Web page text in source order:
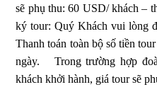
sẽ phụ thu: 60 USD/ khách –
ký tour: Quý Khách vui lòng
Thanh toán toàn bộ số tiền
ngày.
Trong trường hợp
khách khởi hành, giá tour sẽ